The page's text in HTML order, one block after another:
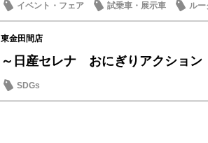
イベント・フェア 試乗車・展示車 ルー
東金田間店
～日産セレナ おにぎりアクショ
SDGs